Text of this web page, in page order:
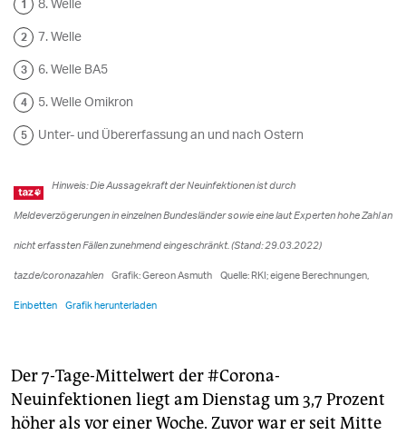
Der 7-Tage-Mittelwert der #Corona-
Neuinfektionen liegt am Dienstag um 3,7 Prozent
höher als vor einer Woche. Zuvor war er seit Mitte